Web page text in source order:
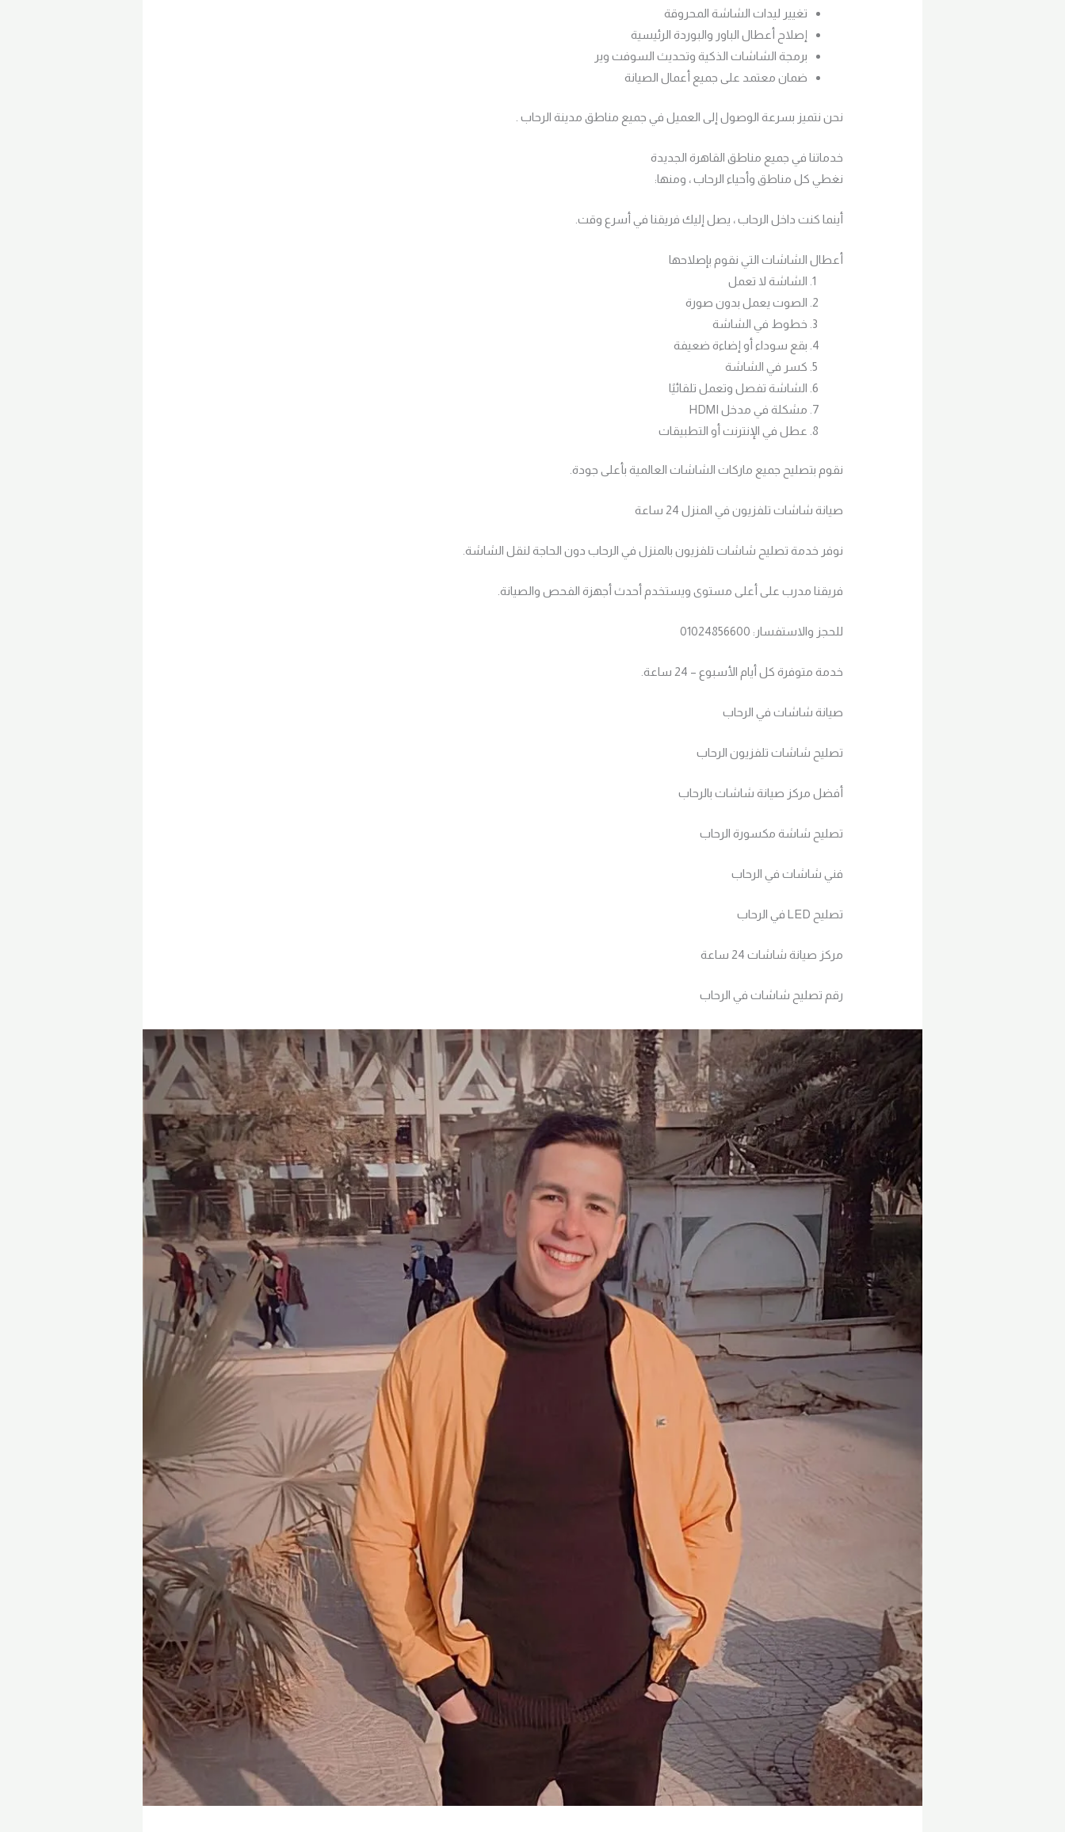
تغيير ليدات الشاشة المحروقة
إصلاح أعطال الباور والبوردة الرئيسية
برمجة الشاشات الذكية وتحديث السوفت وير
ضمان معتمد على جميع أعمال الصيانة
نحن نتميز بسرعة الوصول إلى العميل في جميع مناطق مدينة الرحاب .
خدماتنا في جميع مناطق القاهرة الجديدة
نغطي كل مناطق وأحياء الرحاب ، ومنها:
أينما كنت داخل الرحاب ، يصل إليك فريقنا في أسرع وقت.
أعطال الشاشات التي نقوم بإصلاحها
الشاشة لا تعمل
الصوت يعمل بدون صورة
خطوط في الشاشة
بقع سوداء أو إضاءة ضعيفة
كسر في الشاشة
الشاشة تفصل وتعمل تلقائيًا
مشكلة في مدخل HDMI
عطل في الإنترنت أو التطبيقات
نقوم بتصليح جميع ماركات الشاشات العالمية بأعلى جودة.
صيانة شاشات تلفزيون في المنزل 24 ساعة
نوفر خدمة تصليح شاشات تلفزيون بالمنزل في الرحاب دون الحاجة لنقل الشاشة.
فريقنا مدرب على أعلى مستوى ويستخدم أحدث أجهزة الفحص والصيانة.
للحجز والاستفسار: 01024856600
خدمة متوفرة كل أيام الأسبوع – 24 ساعة.
صيانة شاشات في الرحاب
تصليح شاشات تلفزيون الرحاب
أفضل مركز صيانة شاشات بالرحاب
تصليح شاشة مكسورة الرحاب
فني شاشات في الرحاب
تصليح LED في الرحاب
مركز صيانة شاشات 24 ساعة
رقم تصليح شاشات في الرحاب